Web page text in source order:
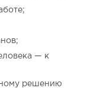
— к
решению